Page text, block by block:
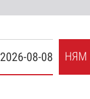
2026-08-08 НЯМ